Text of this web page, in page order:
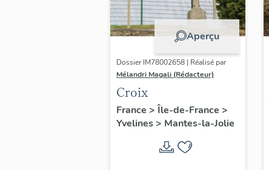
Aperçu
Dossier IM78002658 | Réalisé par
Mélandri Magali (Rédacteur)
Croix
France > Île-de-France >
Yvelines> Mantes-la-Jolie